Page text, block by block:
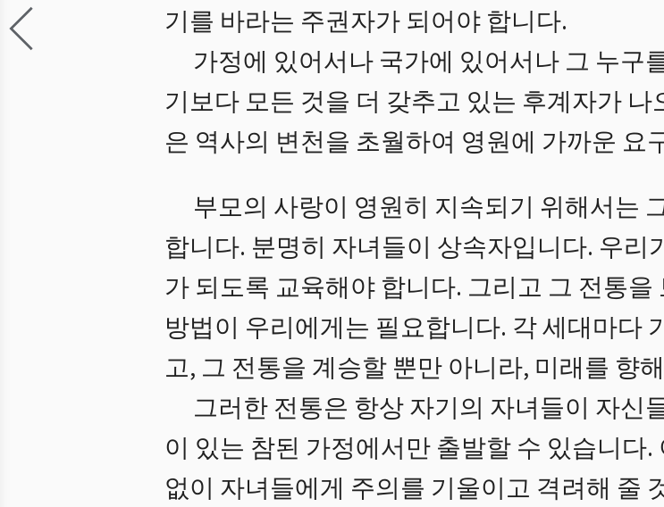
기를 바라는 주권자가 되어야 합니다.
가정에 있어서나 국가에 있어서나 그 누구
기보다 모든 것을 더 갖추고 있는 후계자가
은 역사의 변천을 초월하여 영원에 가까운 요
부모의 사랑이 영원히 지속되기 위해서는
합니다. 분명히 자녀들이 상속자입니다. 우
가 되도록 교육해야 합니다. 그리고 그 전통
방법이 우리에게는 필요합니다. 각 세대마다
고, 그 전통을 계승할 뿐만 아니라, 미래를 향
그러한 전통은 항상 자기의 자녀들이 자신
이 있는 참된 가정에서만 출발할 수 있습니다
없이 자녀들에게 주의를 기울이고 격려해 줄